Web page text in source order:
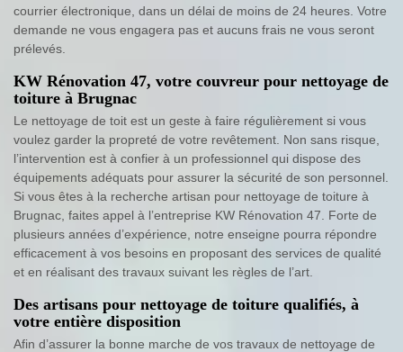
courrier électronique, dans un délai de moins de 24 heures. Votre
demande ne vous engagera pas et aucuns frais ne vous seront
prélevés.
KW Rénovation 47, votre couvreur pour nettoyage de
toiture à Brugnac
Le nettoyage de toit est un geste à faire régulièrement si vous
voulez garder la propreté de votre revêtement. Non sans risque,
l’intervention est à confier à un professionnel qui dispose des
équipements adéquats pour assurer la sécurité de son personnel.
Si vous êtes à la recherche artisan pour nettoyage de toiture à
Brugnac, faites appel à l’entreprise KW Rénovation 47. Forte de
plusieurs années d’expérience, notre enseigne pourra répondre
efficacement à vos besoins en proposant des services de qualité
et en réalisant des travaux suivant les règles de l’art.
Des artisans pour nettoyage de toiture qualifiés, à
votre entière disposition
Afin d’assurer la bonne marche de vos travaux de nettoyage de